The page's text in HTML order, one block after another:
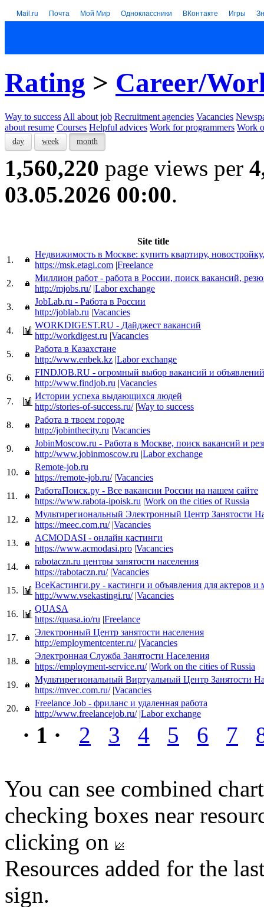
Mail.ru Почта Мой Мир Одноклассники ВКонтакте Игры
Rating > Career/
Way to success All about job Recruitment agencies Vacancies
about resume Courses Helpful advices Work for programmers Work
day week month
1,560,220 page views per
03.05.2026 00:00.
Site title
1.
Недвижимость в Москве: купить квартиру,
https://msk.etagi.com |Freelance
2.
Миллион работ - работа в России, поиск вакансий,
http://mjobs.ru/ |Labor exchange
3.
JobLab.ru - Работа в России
http://joblab.ru |Vacancies
4.
WORKDIGEST.RU - Дайджест вакансий
http://workdigest.ru |Vacancies
5.
Работа в Казахстане
http://www.enbek.kz |Labor exchange
6.
FINDJOB.RU - огромный выбор вакансий и объявлений
http://www.findjob.ru |Vacancies
7.
Истории успеха выдающихся людей
http://stories-of-success.ru/ |Way to success
8.
Работа в твоем городе
http://jobinthecity.ru |Vacancies
9.
JobinMoscow.ru - Работа в Москве, поиск вакансий и
http://www.jobinmoscow.ru |Labor exchange
10.
Remote-job.ru
https://remote-job.ru/ |Vacancies
11.
РаботаПоиск.ру - Все вакансии России на нашем сайте
https://www.rabota-ipoisk.ru |Work on the cities of Russia
12.
Мультирегиональный Электронный Центр Занятости
https://meec.com.ru/ |Vacancies
13.
ACMODASI - онлайн кастинги
https://www.acmodasi.pro |Vacancies
14.
rabotaczn.ru центры занятости населения
https://rabotaczn.ru/ |Vacancies
15.
ВсеКастинги.ру - кастинги и объявления для актеров и
http://www.vsekastingi.ru/ |Vacancies
16.
QUASA
https://quasa.io/ru |Freelance
17.
Электронный Центр занятости населения
http://employmentcenter.ru/ |Vacancies
18.
Электронная Служба Занятости Населения
https://employment-service.ru/ |Work on the cities of Russia
19.
Мультирегиональный Виртуальный Центр Занятости
https://mvec.com.ru/ |Vacancies
20.
Freelance Job - фриланс и удаленная работа
http://www.freelancejob.ru/ |Labor exchange
· 1 · 2 3 4 5 6 7
You can see combined
checking boxes near
clicking on
Resources added for the
sign.